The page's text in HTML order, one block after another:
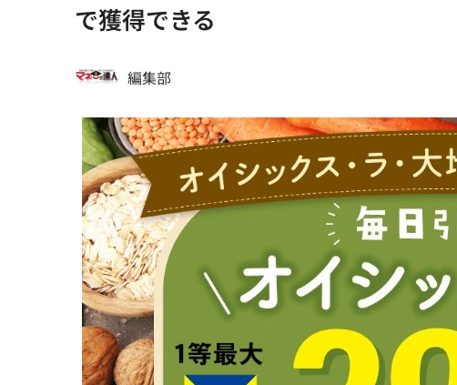
で獲得できる
編集部